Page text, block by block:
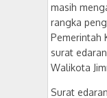
masih
rangka
Pemerintah
surat
Walikota
Surat